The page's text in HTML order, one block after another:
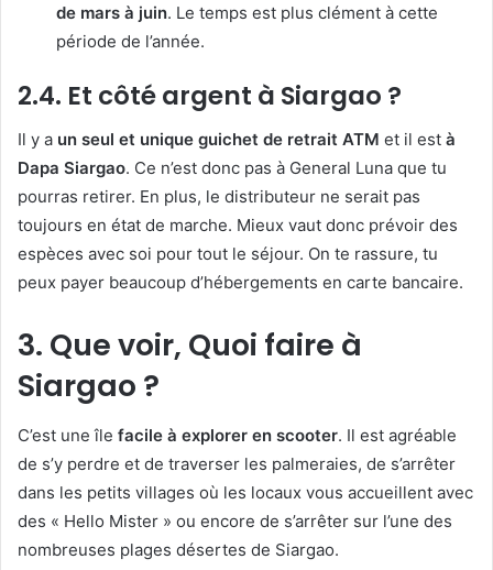
de mars à juin. Le temps est plus clément à cette
période de l’année.
2.4. Et côté argent à Siargao ?
Il y a un seul et unique guichet de retrait ATM et il est à
Dapa Siargao. Ce n’est donc pas à General Luna que tu
pourras retirer. En plus, le distributeur ne serait pas
toujours en état de marche. Mieux vaut donc prévoir des
espèces avec soi pour tout le séjour. On te rassure, tu
peux payer beaucoup d’hébergements en carte bancaire.
3. Que voir, Quoi faire à
Siargao ?
C’est une île facile à explorer en scooter. Il est agréable
de s’y perdre et de traverser les palmeraies, de s’arrêter
dans les petits villages où les locaux vous accueillent avec
des « Hello Mister » ou encore de s’arrêter sur l’une des
nombreuses plages désertes de Siargao.